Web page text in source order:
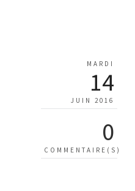
MARDI
14
JUIN 2016
0
COMMENTAIRE(S)